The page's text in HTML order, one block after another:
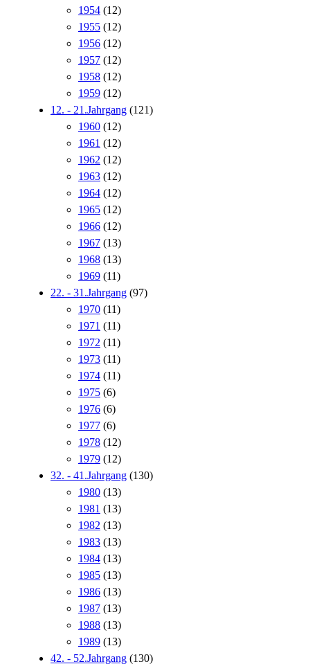
1954 (12)
1955 (12)
1956 (12)
1957 (12)
1958 (12)
1959 (12)
12. - 21.Jahrgang (121)
1960 (12)
1961 (12)
1962 (12)
1963 (12)
1964 (12)
1965 (12)
1966 (12)
1967 (13)
1968 (13)
1969 (11)
22. - 31.Jahrgang (97)
1970 (11)
1971 (11)
1972 (11)
1973 (11)
1974 (11)
1975 (6)
1976 (6)
1977 (6)
1978 (12)
1979 (12)
32. - 41.Jahrgang (130)
1980 (13)
1981 (13)
1982 (13)
1983 (13)
1984 (13)
1985 (13)
1986 (13)
1987 (13)
1988 (13)
1989 (13)
42. - 52.Jahrgang (130)